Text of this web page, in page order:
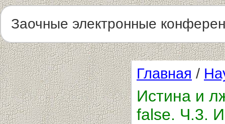
Заочные электронные
Главная /
Истина и
false. Ч.3.